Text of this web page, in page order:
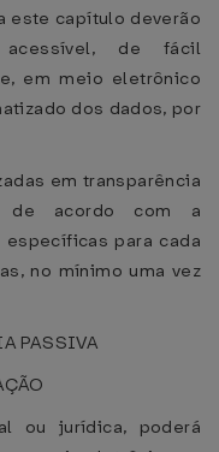
este capítulo deverão
de fácil
em meio eletrônico
dos dados, por
em transparência
de acordo com a
para cada
no mínimo uma vez
PASSIVA
ou jurídica, poderá